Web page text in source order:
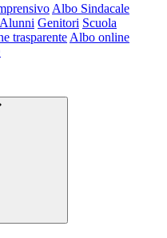
Albo Sindacale
Alunni Genitori Scuola
trasparente Albo online